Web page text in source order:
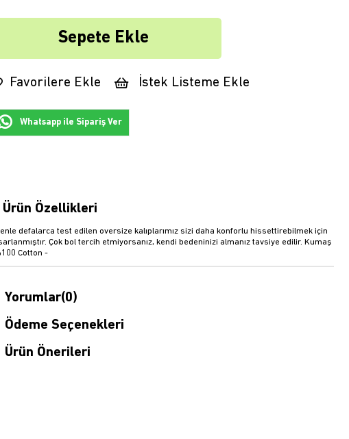
Favorilere Ekle İstek Listeme Ekle
Whatsapp ile Sipariş Ver
Ürün Özellikleri
defalarca test edilen oversize kalıplarımız sizi daha konforlu hissettirebilmek için
Çok bol tercih etmiyorsanız, kendi bedeninizi almanız tavsiye edilir. Kumaş
Cotton -
Yorumlar(0)
Ödeme Seçenekleri
Ürün Önerileri